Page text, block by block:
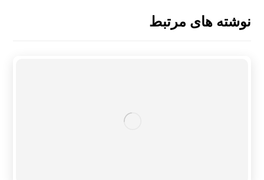
نوشته های مرتبط